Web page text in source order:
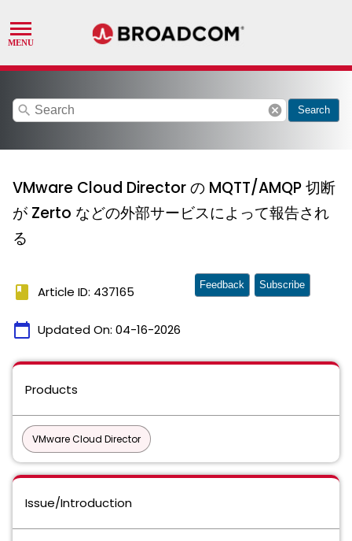
search cancel Search
VMware Cloud Director の MQTT/AMQP 切断
が Zerto などの外部サービスによって報告され
る
book Article ID: 437165
calendar_today Updated On: 04-16-2026
Feedback Subscribe
Products
VMware Cloud Director
Issue/Introduction